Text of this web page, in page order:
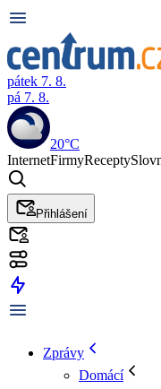
pátek 7. 8.
pá 7. 8.
20°C
InternetFirmyRecepty
Přihlášení
Zprávy
Domácí